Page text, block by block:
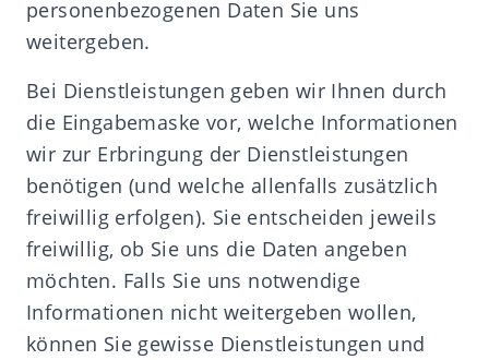
personenbezogenen Daten Sie uns
weitergeben.
Bei Dienstleistungen geben wir Ihnen durch
die Eingabemaske vor, welche Informationen
wir zur Erbringung der Dienstleistungen
benötigen (und welche allenfalls zusätzlich
freiwillig erfolgen). Sie entscheiden jeweils
freiwillig, ob Sie uns die Daten angeben
möchten. Falls Sie uns notwendige
Informationen nicht weitergeben wollen,
können Sie gewisse Dienstleistungen und